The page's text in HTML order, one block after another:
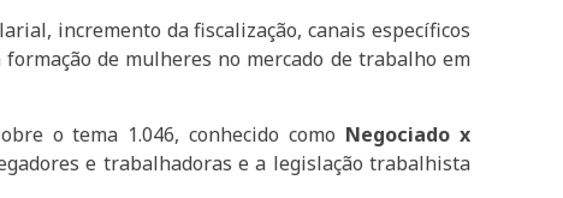
incremento da fiscalização, canais específicos
de mulheres no mercado de trabalho em
o tema 1.046, conhecido como Negociado x
e trabalhadoras e a legislação trabalhista